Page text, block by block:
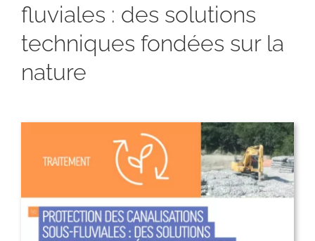
fluviales : des solutions
techniques fondées sur la
nature